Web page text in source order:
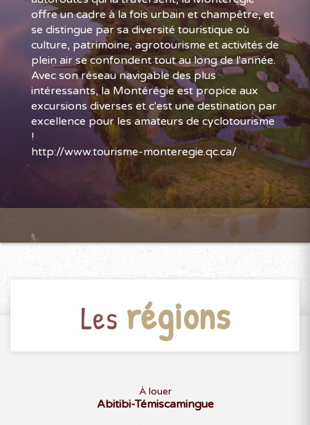
offre un cadre à la fois urbain et champêtre, et
se distingue par sa diversité touristique où
culture, patrimoine, agrotourisme et activités de
plein air se confondent tout au long de l'année.
Avec son réseau navigable des plus
intéressants, la Montérégie est propice aux
excursions diverses et c'est une destination par
excellence pour les amateurs de cyclotourisme
!
http://www.tourisme-monteregie.qc.ca/
Les régions
À louer
Abitibi-Témiscamingue